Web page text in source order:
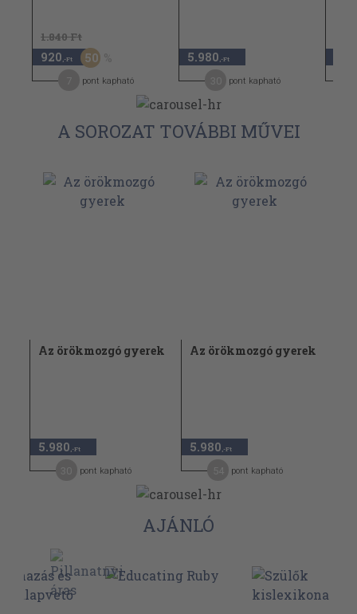
1.840 Ft
920 ,-Ft 50
pont kapható
5.980 ,-Ft
pont kapható
A SOROZAT TOVÁBBI MŰVEI
Az örökmozgó gyerek
5.980 ,-Ft
pont kapható
Az örökmozgó gyerek
5.980 ,-Ft
pont kapható
AJÁNLÓ